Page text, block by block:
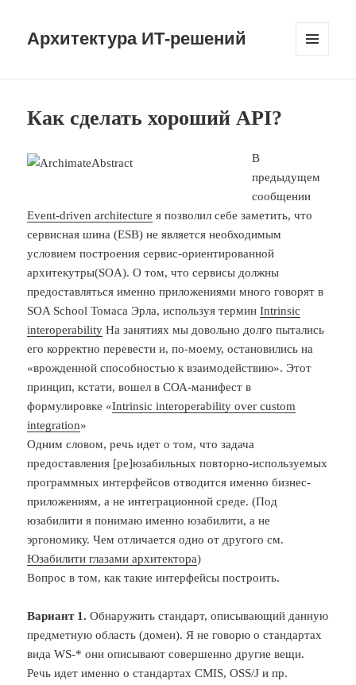
Архитектура ИТ-решений
Как сделать хороший API?
В
предыдущем
сообщении
Event-driven architecture я позволил себе заметить, что
сервисная шина (ESB) не является необходимым
условием построения сервис-ориентированной
архитекутры(SOA). О том, что сервисы должны
предоставляться именно приложениями много говорят в
SOA School Томаса Эрла, используя терминIntrinsic
interoperability На занятиях мы довольно долго пытались
его корректно перевести и, по-моему, остановились на
«врожденной способностью к взаимодействию». Этот
принцип, кстати, вошел в СОА-манифест в
формулировке «Intrinsic interoperability over custom
integration»
Одним словом, речь идет о том, что задача
предоставления [ре]юзабильных повторно-используемых
программных интерфейсов отводится именно бизнес-
приложениям, а не интеграционной среде. (Под
юзабилити я понимаю именно юзабилити, а не
эргономику. Чем отличается одно от другого см.
Юзабилити глазами архитектора)
Вопрос в том, как такие интерфейсы построить.
Вариант 1. Обнаружить стандарт, описывающий данную
предметную область (домен). Я не говорю о стандартах
вида WS-* они описывают совершенно другие вещи.
Речь идет именно о стандартах CMIS, OSS/J и пр.